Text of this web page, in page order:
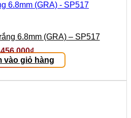
6.8mm (GRA) – SP517
456.000₫
vào giỏ hàng